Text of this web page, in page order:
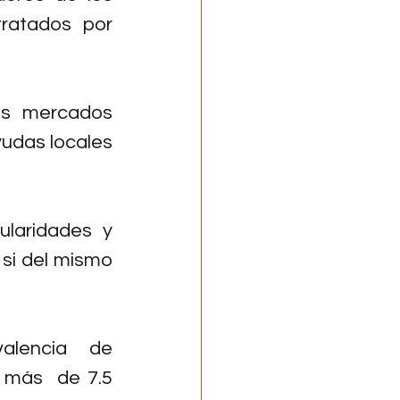
por
mercados
locales
y
del mismo
de
de 7.5